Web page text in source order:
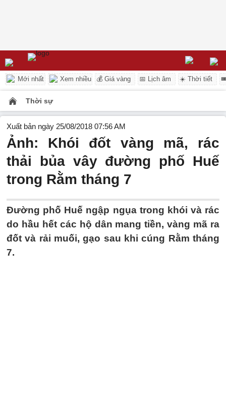
Mới nhất Xem nhiều 💰 Giá vàng 📅 Lịch âm ☀️ Thời tiết
Thời sự
Xuất bản ngày 25/08/2018 07:56 AM
Ảnh: Khói đốt vàng mã, rác
thải bủa vây đường phố Huế
trong Rằm tháng 7
Đường phố Huế ngập ngụa trong khói và rác
do hầu hết các hộ dân mang tiền, vàng mã ra
đốt và rải muối, gạo sau khi cúng Rằm tháng
7.